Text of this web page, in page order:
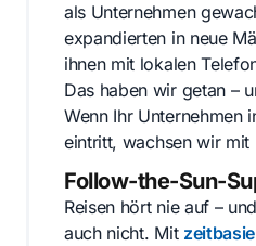
als Unternehmen
expandierten in neue
ihnen mit lokalen
Das haben wir getan –
Wenn Ihr Unternehmen
eintritt, wachsen wir mit
Follow-the-Sun-
Reisen hört nie auf –
auch nicht. Mit